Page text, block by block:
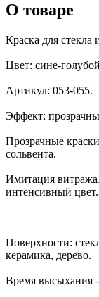
О товаре
Краска для стекла
Цвет: сине-
Артикул: 053-055.
Эффект:
Прозрачные
сольвента.
Имитация
интенсивный цвет.
Поверхности:
керамика, дерево.
Время высыхания -